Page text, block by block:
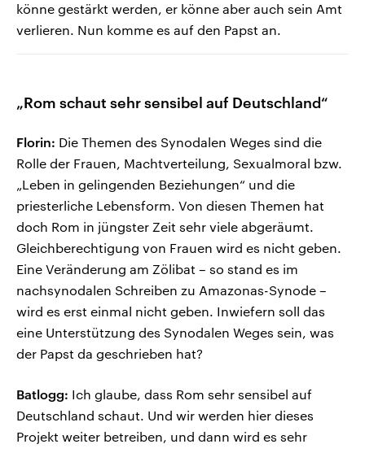
könne gestärkt werden, er könne aber auch sein Amt
verlieren. Nun komme es auf den Papst an.
„Rom schaut sehr sensibel auf Deutschland“
Florin: Die Themen des Synodalen Weges sind die
Rolle der Frauen, Machtverteilung, Sexualmoral bzw.
„Leben in gelingenden Beziehungen“ und die
priesterliche Lebensform. Von diesen Themen hat
doch Rom in jüngster Zeit sehr viele abgeräumt.
Gleichberechtigung von Frauen wird es nicht geben.
Eine Veränderung am Zölibat – so stand es im
nachsynodalen Schreiben zu Amazonas-Synode –
wird es erst einmal nicht geben. Inwiefern soll das
eine Unterstützung des Synodalen Weges sein, was
der Papst da geschrieben hat?
Batlogg: Ich glaube, dass Rom sehr sensibel auf
Deutschland schaut. Und wir werden hier dieses
Projekt weiter betreiben, und dann wird es sehr